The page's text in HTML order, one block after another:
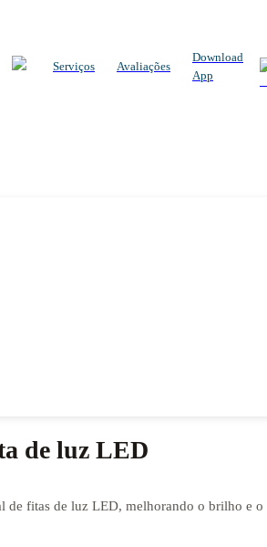
Serviços Avaliações
Download
App
de luz LED
de fitas de luz LED, melhorando o brilho e o